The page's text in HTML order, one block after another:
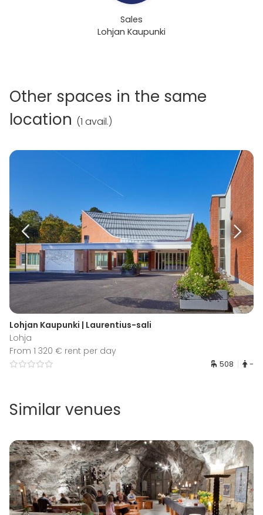
Sales
Lohjan Kaupunki
Other spaces in the same
location (1 avail.)
Lohjan Kaupunki | Laurentius-sali
Lohja
From 1 320 € rent per day
508 -
Similar venues